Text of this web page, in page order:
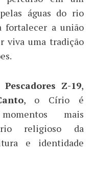
águas do rio
fortalecer a união
viva uma tradição
Z-19,
, o Círio é
mais
religioso da
e identidade